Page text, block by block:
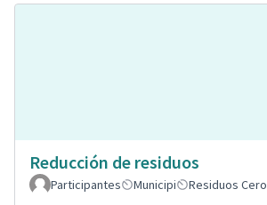
Reducción de residuos
Participantes
Municipi Residuos Cero